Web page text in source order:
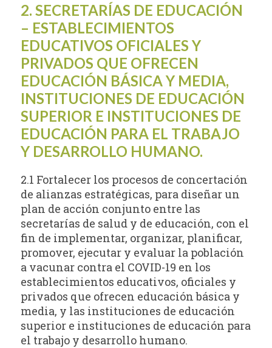
2. SECRETARÍAS DE EDUCACIÓN
– ESTABLECIMIENTOS
EDUCATIVOS OFICIALES Y
PRIVADOS QUE OFRECEN
EDUCACIÓN BÁSICA Y MEDIA,
INSTITUCIONES DE EDUCACIÓN
SUPERIOR E INSTITUCIONES DE
EDUCACIÓN PARA EL TRABAJO
Y DESARROLLO HUMANO.
2.1 Fortalecer los procesos de concertación
de alianzas estratégicas, para diseñar un
plan de acción conjunto entre las
secretarías de salud y de educación, con el
fin de implementar, organizar, planificar,
promover, ejecutar y evaluar la población
a vacunar contra el COVID-19 en los
establecimientos educativos, oficiales y
privados que ofrecen educación básica y
media, y las instituciones de educación
superior e instituciones de educación para
el trabajo y desarrollo humano.